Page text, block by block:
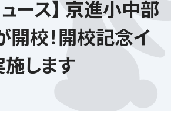
て
ース】 京進小中部
開校！開校記念イ
します